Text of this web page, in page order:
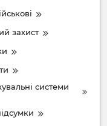
захист
системи